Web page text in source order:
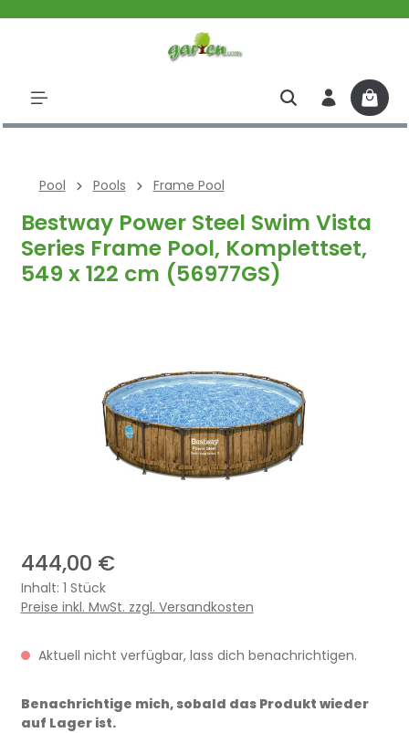
Pool Pools Frame Pool
Bestway Power Steel Swim Vista
Series Frame Pool, Komplettset,
549 x 122 cm (56977GS)
444,00 €
Inhalt: 1 Stück
Preise inkl. MwSt. zzgl. Versandkosten
Aktuell nicht verfügbar, lass dich benachrichtigen.
Benachrichtige mich, sobald das Produkt wieder
auf Lager ist.